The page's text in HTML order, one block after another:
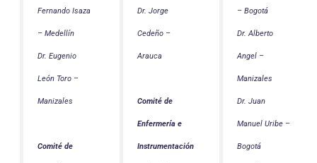
Fernando Isaza
– Medellín
Dr. Eugenio
León Toro –
Manizales
Comité de
Dr. Jorge
Cedeño –
Arauca
Comité de
Enfermería e
Instrumentación
– Bogotá
Dr. Alberto
Angel –
Manizales
Dr. Juan
Manuel Uribe –
Bogotá